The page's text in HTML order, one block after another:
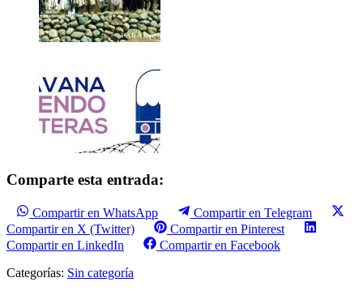
Comparte esta entrada:
Compartir en WhatsApp
Compartir en Telegram
Compartir en X (Twitter)
Compartir en Pinterest
Compartir en LinkedIn
Compartir en Facebook
Categorías: Sin categoría